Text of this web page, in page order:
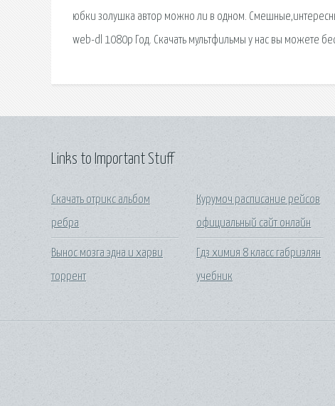
юбки золушка автор можно ли в одном.
web-dl 1080p Год. Скачать мультфильмы у нас вы можете
Links to Important Stuff
Скачать отрикс альбом
ребра
Вынос мозга эдна и харви
торрент
Курумоч расписание рейсов
официальный сайт онлайн
Гдз химия 8 класс габриэлян
учебник